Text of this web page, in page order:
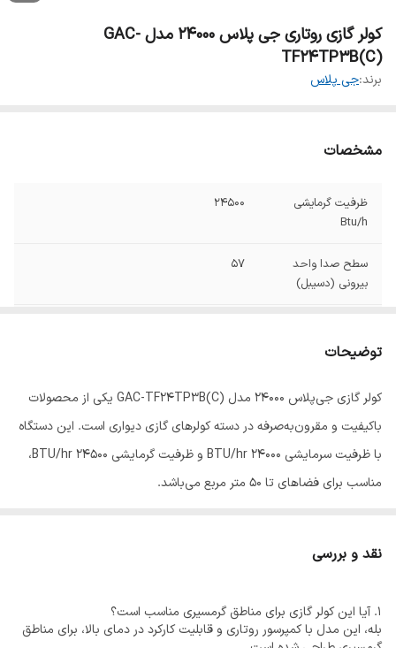
کولر گازی روتاری جی پلاس 24000 مدل GAC-
TF24TP3B(C)
برند:جی پلاس
مشخصات
ظرفیت گرمایشی
Btu/h
24500
سطح صدا واحد
بیرونی (دسیبل)
57
(کیلوگرم)
(عمق*ارتفاع*عرض)
میلی متر
ظرفیت سرمایشی
Btu/h
محدوده دمایی
7-27- درجه سانتیگراد
توضیحات
کولر گازی جی‌پلاس ۲۴۰۰۰ مدل GAC-TF24TP3B(C) یکی از محصولات
باکیفیت و مقرون‌به‌صرفه در دسته کولرهای گازی دیواری است. این دستگاه
با ظرفیت سرمایشی ۲۴۰۰۰ BTU/hr و ظرفیت گرمایشی ۲۴۵۰۰ BTU/hr،
مناسب برای فضاهای تا ۵۰ متر مربع می‌باشد.
گرمسیری.
نقد و بررسی
۱. آیا این کولر گازی برای مناطق گرمسیری مناسب است؟
بله، این مدل با کمپرسور روتاری و قابلیت کارکرد در دمای بالا، برای مناطق